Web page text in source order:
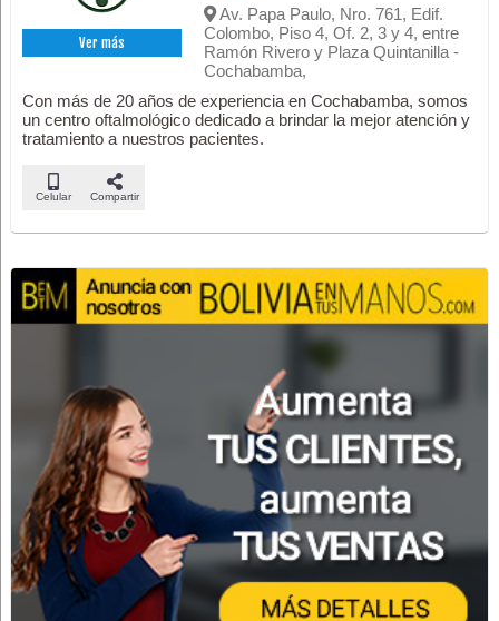
Ver más
Av. Papa Paulo, Nro. 761, Edif.
Colombo, Piso 4, Of. 2, 3 y 4, entre
Ramón Rivero y Plaza Quintanilla -
Cochabamba,
Con más de 20 años de experiencia en Cochabamba, somos
un centro oftalmológico dedicado a brindar la mejor atención y
tratamiento a nuestros pacientes.
Celular Compartir